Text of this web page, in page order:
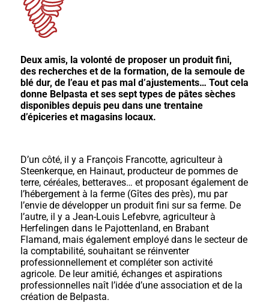
Deux amis, la volonté de proposer un produit fini,
des recherches et de la formation, de la semoule de
blé dur, de l’eau et pas mal d’ajustements… Tout cela
donne Belpasta et ses sept types de pâtes sèches
disponibles depuis peu dans une trentaine
d’épiceries et magasins locaux.
D’un côté, il y a François Francotte, agriculteur à
Steenkerque, en Hainaut, producteur de pommes de
terre, céréales, betteraves… et proposant également de
l’hébergement à la ferme (Gîtes des près), mu par
l’envie de développer un produit fini sur sa ferme. De
l’autre, il y a Jean-Louis Lefebvre, agriculteur à
Herfelingen dans le Pajottenland, en Brabant
Flamand, mais également employé dans le secteur de
la comptabilité, souhaitant se réinventer
professionnellement et compléter son activité
agricole. De leur amitié, échanges et aspirations
professionnelles naît l’idée d’une association et de la
création de Belpasta.